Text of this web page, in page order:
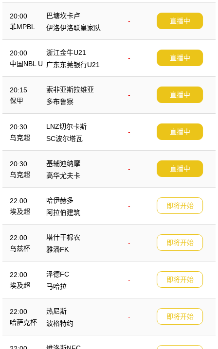
20:00
菲MPBL
巴塘坎卡卢
-
伊洛伊洛联皇家队
直播中
20:00
中国NBL U
浙江金牛U21
-
广东东莞银行U21
直播中
20:15
保甲
索非亚斯拉维亚
-
多布鲁察
直播中
20:30
乌克超
LNZ切尔卡斯
-
SC波尔塔瓦
直播中
20:30
乌克超
基辅迪纳摩
-
高华尤夫卡
直播中
22:00
埃及超
哈伊赫多
-
阿拉伯建筑
即将开始
22:00
乌兹杯
塔什干棉农
-
雅潘FK
即将开始
22:00
埃及超
泽德FC
-
马哈拉
即将开始
22:00
哈萨克杯
热尼斯
-
波格特约
即将开始